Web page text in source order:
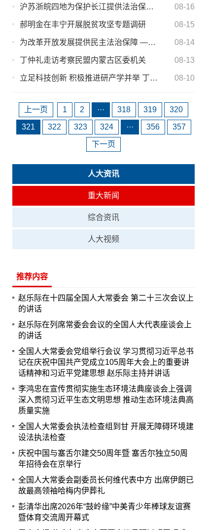
沪苏浙皖四地为保护长江提供法治保障 全国人大在沪召开调研长江保护立法等工作情况座谈会 08-16
郝明金在丰宁开展脱贫攻坚专题调研 08-15
为改革开放发展提供民主法治保障 ——全国人大常委会调研组赴福建调研 08-14
丁仲礼走访考察民盟内蒙古区委机关 08-13
立足科技创新 积极推进研产学并举 丁仲礼到吉林省调研 08-10
上一页 1 2 ··· 318 319 320
321 322 323 324 ··· 356 357
下一页
人大资讯
重大新闻
综合资讯
人大视频
推荐内容
赵乐际在十四届全国人大常委会 第二十三次会议上
的讲话
赵乐际在列席常委会会议的全国人大代表座谈会上
的讲话
全国人大常委会党组举行会议 学习贯彻习近平总书
记在庆祝中国共产党成立105周年大会上的重要讲
话精神和习近平党建思想 赵乐际主持并讲话
李鸿忠在宣传贯彻实施生态环境法典座谈会上强调
深入贯彻习近平生态文明思想 推动生态环境法典高
质量实施
全国人大常委会执法检查组到甘 开展无障碍环境建
设法执法检查
庆祝中国与塞舌尔建交50周年暨 塞舌尔独立50周
年招待会在京举行
全国人大常委会副委员长何维代表中方 出席伊朗已
故最高领袖哈梅内伊葬礼
彭清华出席2026年“鼓岭缘”中美青少年棒球友谊赛
暨体育交流周开幕式